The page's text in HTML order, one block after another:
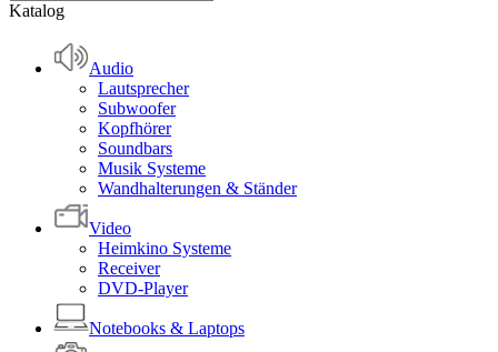
Katalog
Audio
Lautsprecher
Subwoofer
Kopfhörer
Soundbars
Musik Systeme
Wandhalterungen & Ständer
Video
Heimkino Systeme
Receiver
DVD-Player
Notebooks & Laptops